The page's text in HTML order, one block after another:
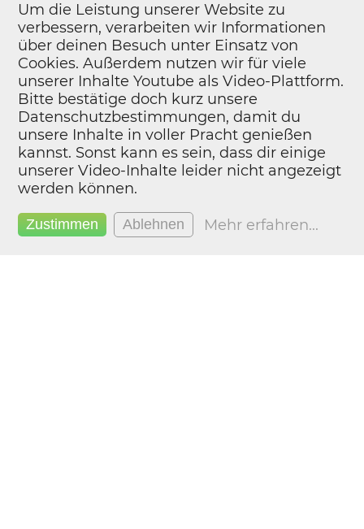
Um die Leistung unserer Website zu
verbessern, verarbeiten wir Informationen
über deinen Besuch unter Einsatz von
Cookies. Außerdem nutzen wir für viele
unserer Inhalte Youtube als Video-Plattform.
Bitte bestätige doch kurz unsere
Datenschutzbestimmungen, damit du
unsere Inhalte in voller Pracht genießen
kannst. Sonst kann es sein, dass dir einige
unserer Video-Inhalte leider nicht angezeigt
werden können.
Ablehnen
Zustimmen Mehr erfahren...